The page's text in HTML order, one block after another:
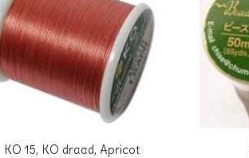
KO 15, KO draad, Apricot